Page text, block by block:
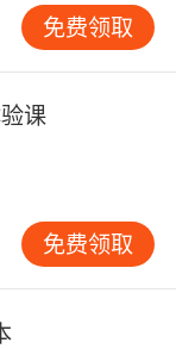
的东西却很模
it
incomplete.
的灵感
out of your
conceptual
免费领取
课
免费领取